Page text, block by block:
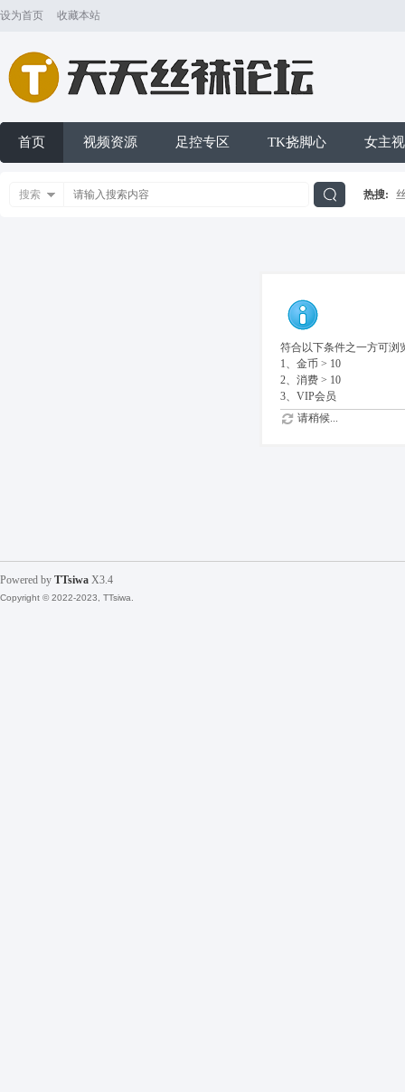
设为首页 收藏本站
首页 视频资源 足控专区 TK挠脚心 女主
搜索 热搜:
符合以下条件之一方可浏
1、金币 > 10
2、消费 > 10
3、VIP会员
请稍候...
Powered by TTsiwa X3.4
Copyright © 2022-2023, TTsiwa.